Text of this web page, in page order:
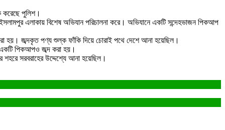
করেছে পুলিশ।
এলাকায় বিশেষ অভিযান পরিচালনা করে। অভিযানে একটি সন্দেহভাজন পিকআপ
হয়। জব্দকৃত পণ্য শুল্ক ফাঁকি দিয়ে চোরাই পথে দেশে আনা হয়েছিল।
পিকআপও জব্দ করা হয়।
সরবরাহের উদ্দেশ্যে আনা হয়েছিল।